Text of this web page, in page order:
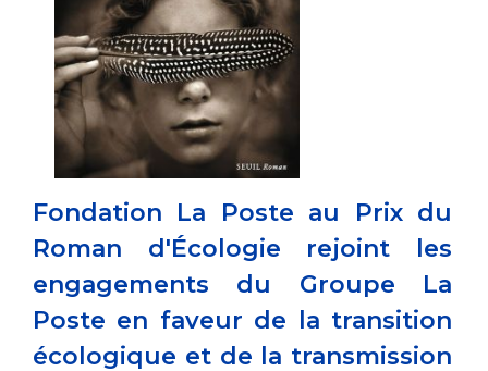
Fondation La Poste au Prix du
Roman d'Écologie rejoint les
engagements du Groupe La
Poste en faveur de la transition
écologique et de la transmission